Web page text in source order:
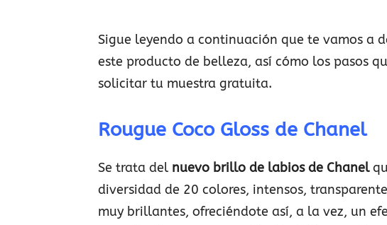
Sigue leyendo a continuación que te vamos a
este producto de belleza, así cómo los pasos
solicitar tu muestra gratuita.
Rougue Coco Gloss de Chanel
Se trata del nuevo brillo de labios de Chanel
diversidad de 20 colores, intensos,
muy brillantes, ofreciéndote así, a la vez, un